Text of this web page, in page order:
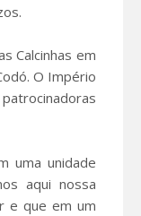
Calcinhas em
O Império
uma unidade
aqui nossa
e que em um